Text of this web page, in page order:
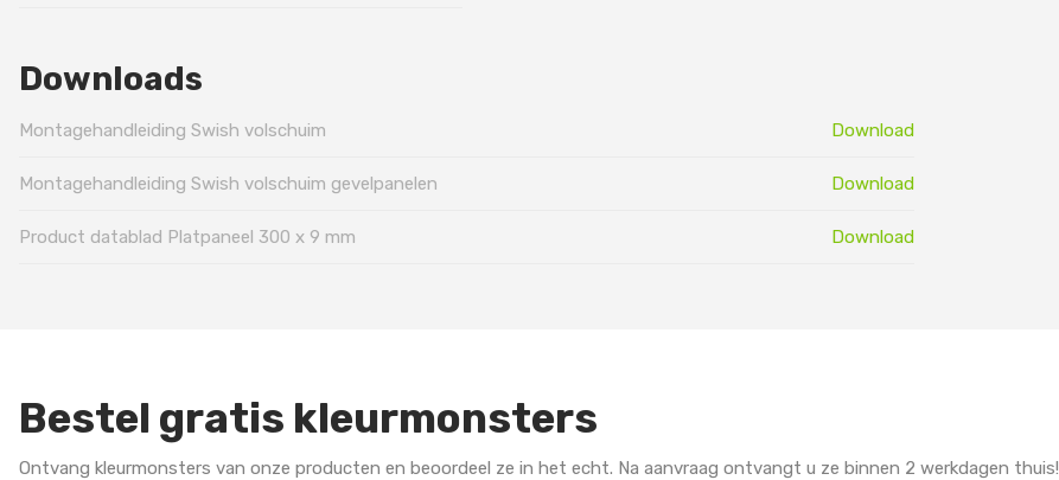
Downloads
Montagehandleiding Swish volschuim Download
Montagehandleiding Swish volschuim gevelpanelen Download
Product datablad Platpaneel 300 x 9 mm Download
Bestel gratis kleurmonsters
Ontvang kleurmonsters van onze producten en beoordeel ze in het echt. Na aanvraag ontvangt u ze binnen 2 werkdagen thuis!